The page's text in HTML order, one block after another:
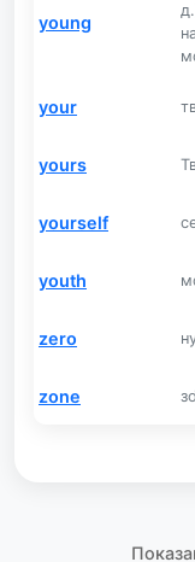
young
your
yours
yourself
youth
zero
zone